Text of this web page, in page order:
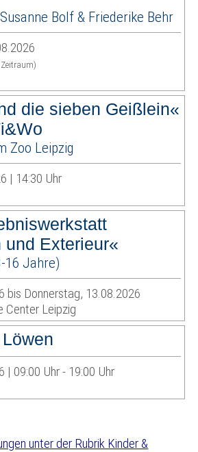
Bolf & Friederike Behr
die sieben Geißlein«
Zoo Leipzig
| 14:30 Uhr
und Exterieur«
16 Jahre)
bis Donnerstag, 13.08.2026
Center Leipzig
| 09:00 Uhr - 19:00 Uhr